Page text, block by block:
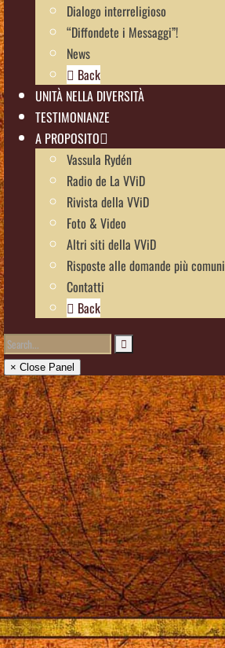
Dialogo interreligioso
“Diffondete i Messaggi”!
News
Back
UNITÀ NELLA DIVERSITÀ
TESTIMONIANZE
A PROPOSITO
Vassula Rydén
Radio de La VViD
Rivista della VViD
Foto & Video
Altri siti della VViD
Risposte alle domande più comuni
Contatti
Back
× Close Panel